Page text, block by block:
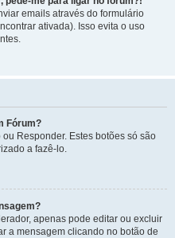
emails através do formulário
ativada). Isso evita o uso
Fórum?
Responder. Estes botões só são
a fazê-lo.
apenas pode editar ou excluir
a mensagem clicando no botão de